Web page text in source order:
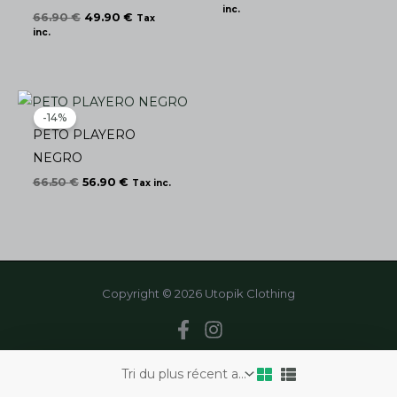
66.90€ 49.90 € Tax
inc.
inc.
-14%
PETO PLAYERO
NEGRO
66.50€
Le
prix
était :
66.50 €.
56.90 €
Le
prix
est :
Tax inc.
Copyright © 2026 Utopik Clothing